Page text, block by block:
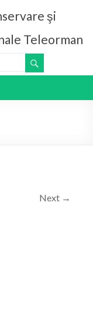
şi
Teleorman
Next →